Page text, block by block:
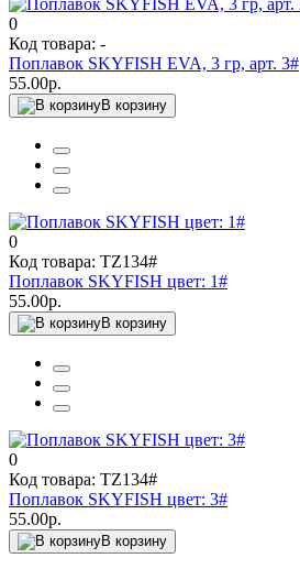
0
Код товара: -
Поплавок SKYFISH EVA, 3 гр, арт. 3#
55.00р.
В корзину
0
Код товара: TZ134#
Поплавок SKYFISH цвет: 1#
55.00р.
В корзину
0
Код товара: TZ134#
Поплавок SKYFISH цвет: 3#
55.00р.
В корзину